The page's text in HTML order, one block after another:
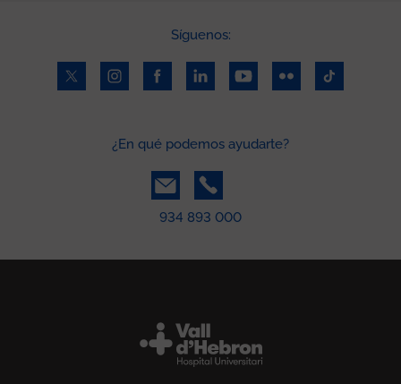
Síguenos:
¿En qué podemos ayudarte?
934 893 000